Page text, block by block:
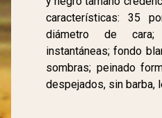
características: 35
diámetro de
instantáneas; fondo
sombras; peinado
despejados, sin barba,